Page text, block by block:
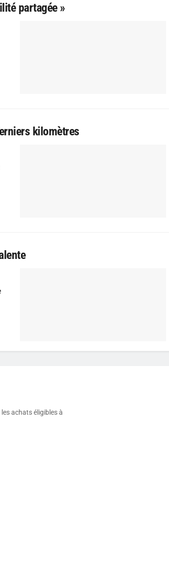
partagée »
kilomètres
achats éligibles à